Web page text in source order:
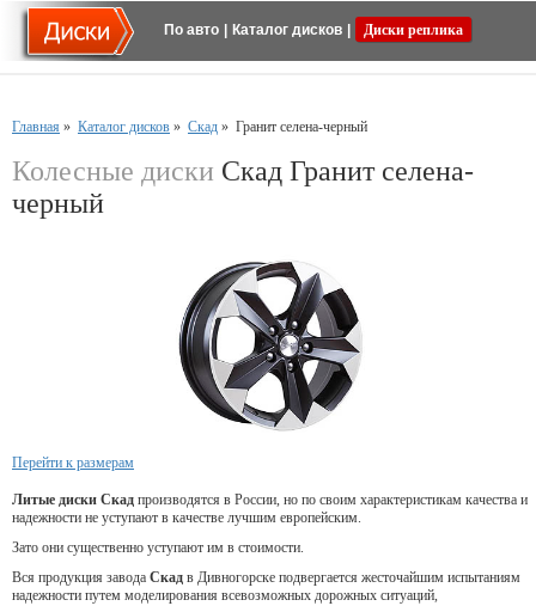
По авто Каталог дисков Диски реплика
Главная » Каталог дисков » Скад » Гранит селена-черный
Колесные диски Скад Гранит селена-
черный
Перейти к размерам
Литые диски Скад производятся в России, но по своим характеристикам качества и
надежности не уступают в качестве лучшим европейским.
Зато они существенно уступают им в стоимости.
Вся продукция завода Скад в Дивногорске подвергается жесточайшим испытаниям
надежности путем моделирования всевозможных дорожных ситуаций,